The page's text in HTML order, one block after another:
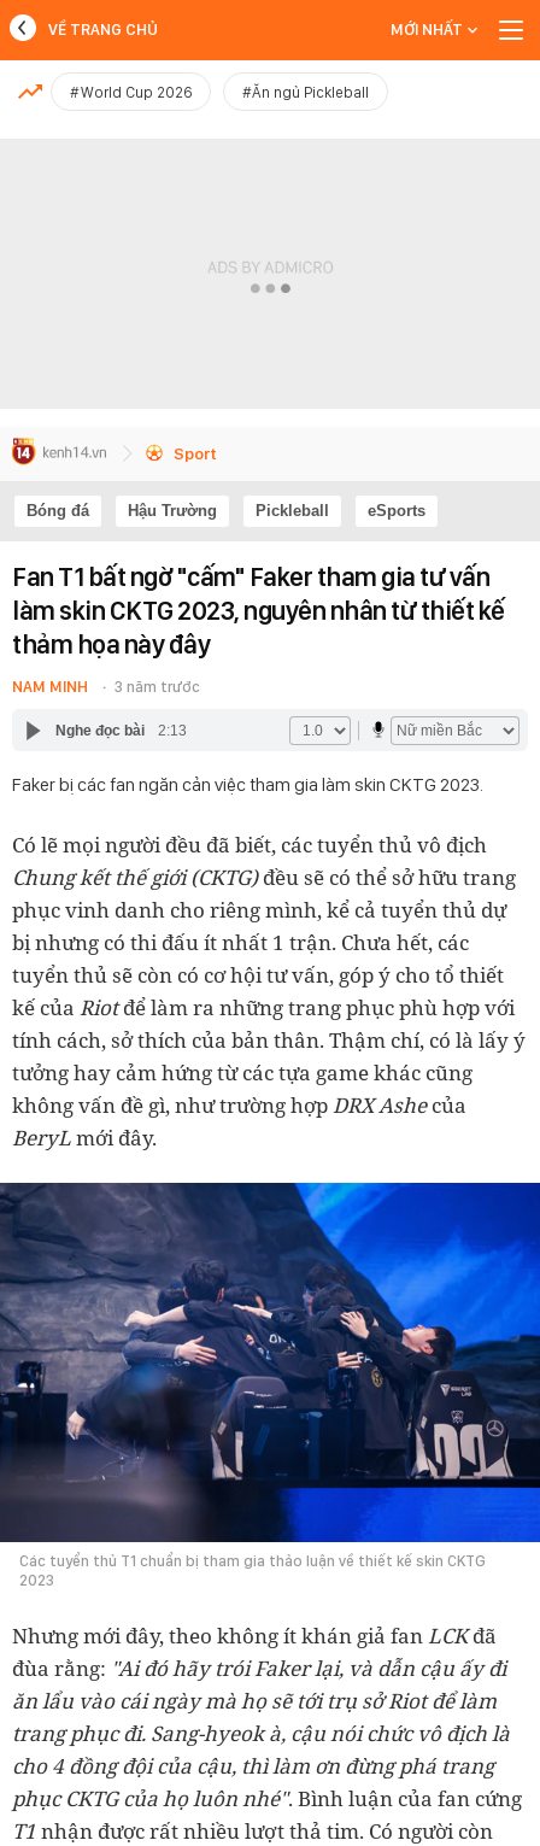
MỚI NHẤT
VỀ TRANG CHỦ MỚI NHẤT
#World Cup 2026 #Ăn ngủ Pickleball
Sport
Bóng đá Hậu Trường Pickleball eSports
Fan T1 bất ngờ "cấm" Faker tham gia tư vấn
làm skin CKTG 2023, nguyên nhân từ thiết kế
thảm họa này đây
NAM MINH 3 năm trước
Nghe đọc bài 2:13
Faker bị các fan ngăn cản việc tham gia làm skin CKTG 2023.
Có lẽ mọi người đều đã biết, các tuyển thủ vô địch
Chung kết thế giới (CKTG)đều sẽ có thể sở hữu trang
phục vinh danh cho riêng mình, kể cả tuyển thủ dự
bị nhưng có thi đấu ít nhất 1 trận. Chưa hết, các
tuyển thủ sẽ còn có cơ hội tư vấn, góp ý cho tổ thiết
kế của Riotđể làm ra những trang phục phù hợp với
tính cách, sở thích của bản thân. Thậm chí, có là lấy ý
tưởng hay cảm hứng từ các tựa game khác cũng
không vấn đề gì, như trường hợpDRX Ashecủa
BeryLmới đây.
Các tuyển thủ T1 chuẩn bị tham gia thảo luận về thiết kế skin CKTG
2023
Nhưng mới đây, theo không ít khán giả fanLCKđã
đùa rằng: "Ai đó hãy trói Faker lại, và dẫn cậu ấy đi
ăn lẩu vào cái ngày mà họ sẽ tới trụ sở Riot để làm
trang phục đi. Sang-hyeok à, cậu nói chức vô địch là
cho 4 đồng đội của cậu, thì làm ơn đừng phá trang
phục CKTG của họ luôn nhé". Bình luận của fan cứng
T1 nhận được rất nhiều lượt thả tim. Có người còn